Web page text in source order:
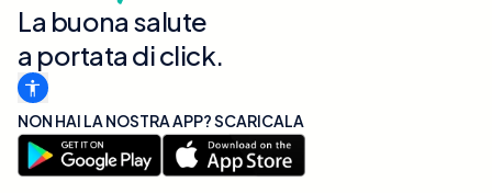
La buona salute
a portata di click.
NON HAI LA NOSTRA APP? SCARICALA